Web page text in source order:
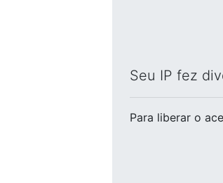
Seu IP fez
Para liberar o